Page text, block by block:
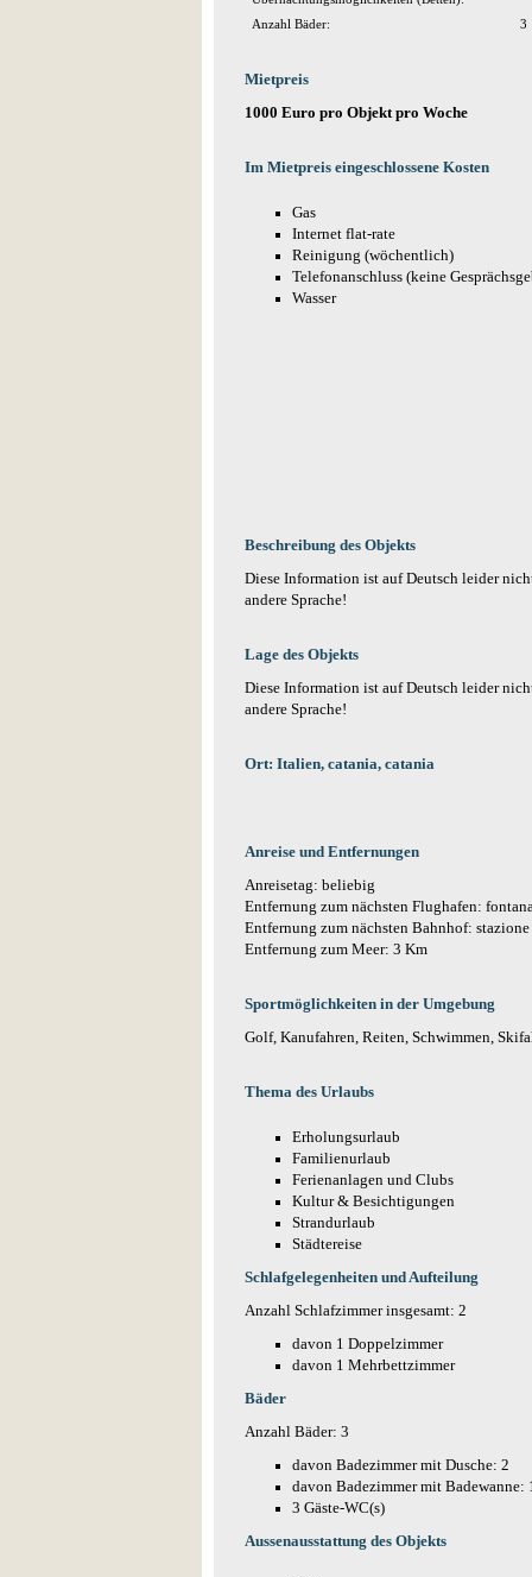
Anzahl Bäder: 3
Mietpreis
1000 Euro pro Objekt pro Woche
Im Mietpreis eingeschlossene Kosten
Gas
Internet flat-rate
Reinigung (wöchentlich)
Telefonanschluss (keine
Wasser
Beschreibung des Objekts
Diese Information ist auf Deutsch leider
andere Sprache!
Lage des Objekts
Diese Information ist auf Deutsch leider
andere Sprache!
Ort: Italien, catania, catania
Anreise und Entfernungen
Anreisetag: beliebig
Entfernung zum nächsten Flughafen:
Entfernung zum nächsten Bahnhof:
Entfernung zum Meer: 3 Km
Sportmöglichkeiten in der Umgebung
Golf, Kanufahren, Reiten, Schwimmen,
Thema des Urlaubs
Erholungsurlaub
Familienurlaub
Ferienanlagen und Clubs
Kultur & Besichtigungen
Strandurlaub
Städtereise
Schlafgelegenheiten und Aufteilung
Anzahl Schlafzimmer insgesamt: 2
davon 1 Doppelzimmer
davon 1 Mehrbettzimmer
Bäder
Anzahl Bäder: 3
davon Badezimmer mit Dusche: 2
davon Badezimmer mit Badewanne:
3 Gäste-WC(s)
Aussenausstattung des Objekts